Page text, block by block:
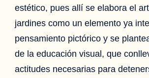
estético, pues allí se elabora el
jardines como un elemento ya
pensamiento pictórico y se
de la educación visual, que
actitudes necesarias para